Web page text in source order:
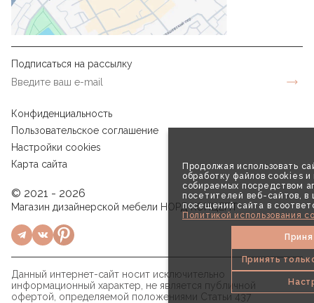
Продолжая использовать
обработку файлов cookies и
собираемых посредством
посетителей веб-сайтов, в
посещений сайта в
Политикой использования
Принять
Подписаться на рассылку
Конфиденциальность
Пользовательское соглашение
Настройки cookies
Карта сайта
© 2021 - 2026
Магазин дизайнерской мебели НОРД КОНЦЕПТ
Данный интернет-сайт носит исключительно
информационный характер, не является публичной
офертой, определяемой положениями Статьи 437